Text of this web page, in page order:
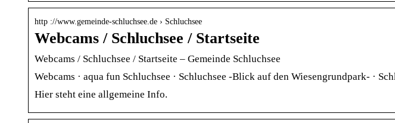
http ://www.gemeinde-schluchsee.de › Schluchsee
Webcams / Schluchsee / Startseite
Webcams / Schluchsee / Startseite – Gemeinde Schluchsee
Webcams · aqua fun Schluchsee · Schluchsee -Blick auf den Wiesengrundpark- ·
Hier steht eine allgemeine Info.